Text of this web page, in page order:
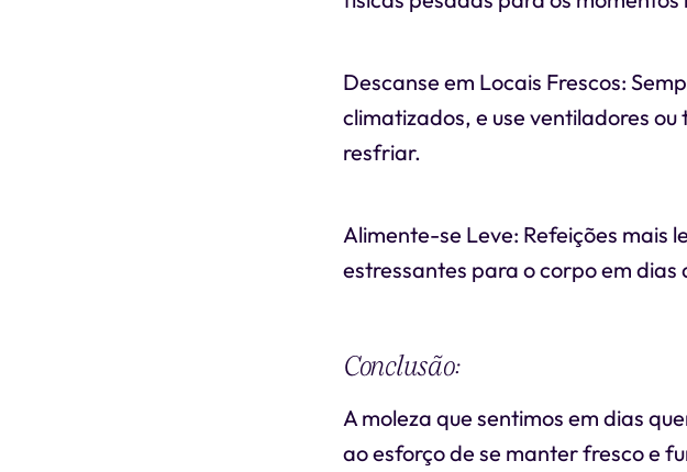
Descanse em Locais Frescos:
climatizados, e use ventiladores
resfriar.
Alimente-se Leve: Refeições mais
estressantes para o corpo em dias
Conclusão:
A moleza que sentimos em dias
ao esforço de se manter fresco e